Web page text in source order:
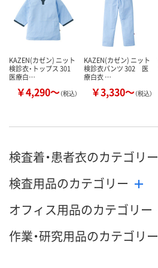
カゴへ
KAZEN(カゼン) ニット
検診衣・トップス 301
医療白…
￥4,290～（税込）
KAZEN(カゼン) ニット
検診衣パンツ 302 医
療白衣 …
￥3,330～（税込）
検査着・患者衣のカテゴリー
検査用品のカテゴリー
オフィス用品のカテゴリー
作業・研究用品のカテゴリー